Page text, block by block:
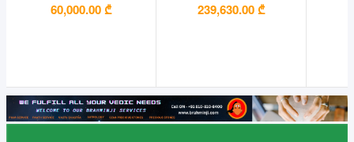
60,000.00 ₾ 239,630.00 ₾